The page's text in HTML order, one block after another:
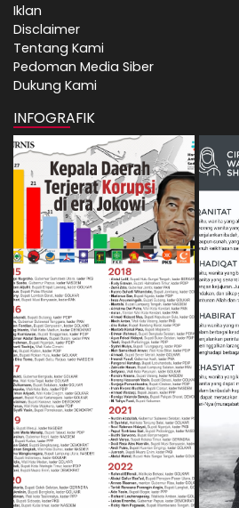
Iklan
Disclaimer
Tentang Kami
Pedoman Media Siber
Dukung Kami
INFOGRAFIK